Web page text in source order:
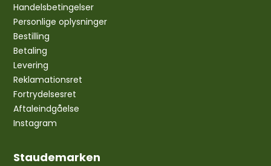
Handelsbetingelser
Personlige oplysninger
Bestilling
Betaling
Levering
Reklamationsret
Fortrydelsesret
Aftaleindgåelse
Instagram
Staudemarken